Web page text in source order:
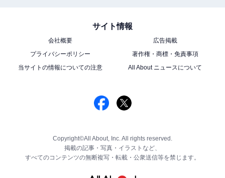
サイト情報
会社概要
広告掲載
プライバシーポリシー
著作権・商標・免責事項
当サイトの情報についての注意
All About ニュースについて
Copyright©All About, Inc. All rights reserved.
掲載の記事・写真・イラストなど、
すべてのコンテンツの無断複写・転載・公衆送信等を禁じます。